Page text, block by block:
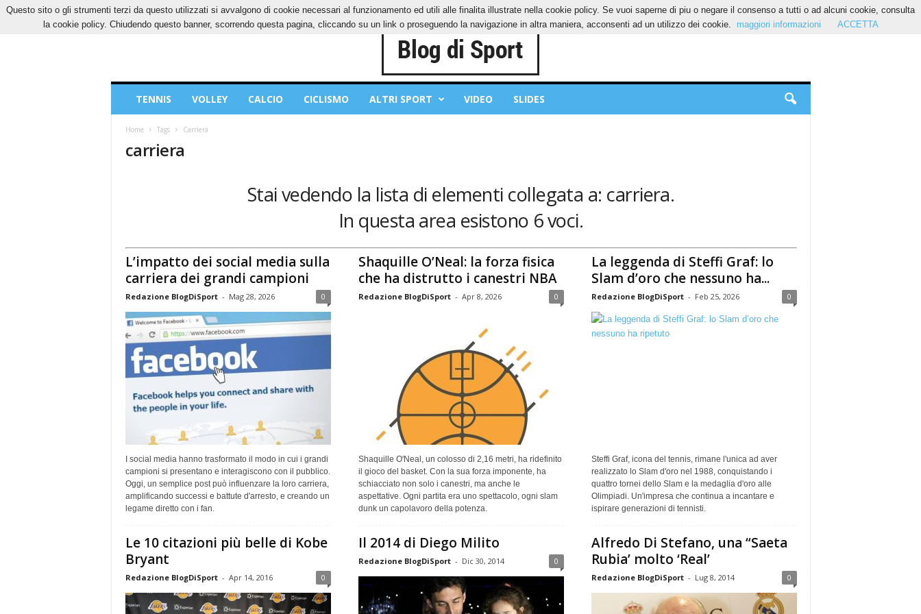
SABATO, 8 AGOSTO 2026 CONTATTI COOKIES PRIVACY POLICY
Sport
TENNIS VOLLEY CALCIO CICLISMO ALTRI SPORT VIDEO SLIDES
Home Tags Carriera
carriera
Stai vedendo la lista di elementi collegata a: carriera.
In questa area esistono 6 voci.
L’impatto dei social media sulla
carriera dei grandi campioni
Redazione BlogDiSport - Mag 28, 2026 0
I social media hanno trasformato il modo in cui i grandi
campioni si presentano e interagiscono con il pubblico.
Oggi, un semplice post può influenzare la loro carriera,
amplificando successi e battute d'arresto, e creando un
legame diretto con i fan.
Shaquille O’Neal: la forza fisica
che ha distrutto i canestri NBA
Redazione BlogDiSport - Apr 8, 2026 0
Shaquille O'Neal, un colosso di 2,16 metri, ha ridefinito
il gioco del basket. Con la sua forza imponente, ha
schiacciato non solo i canestri, ma anche le
aspettative. Ogni partita era uno spettacolo, ogni slam
dunk un capolavoro della potenza.
La leggenda di Steffi Graf: lo
Slam d’oro che nessuno ha...
Redazione BlogDiSport - Feb 25, 2026 0
Steffi Graf, icona del tennis, rimane l'unica ad aver
realizzato lo Slam d'oro nel 1988, conquistando i
quattro tornei dello Slam e la medaglia d'oro alle
Olimpiadi. Un'impresa che continua a incantare e
ispirare generazioni di tennisti.
Le 10 citazioni più belle di Kobe
Bryant
Redazione BlogDiSport - Apr 14, 2016 0
Il 2014 di Diego Milito
Redazione BlogDiSport - Dic 30, 2014 0
Alfredo Di Stefano, una “Saeta
Rubia’ molto ‘Real’
Redazione BlogDiSport - Lug 8, 2014 0
Questo sito o gli strumenti terzi da questo utilizzati si avvalgono di cookie necessari al funzionamento ed utili alle finalita illustrate nella cookie policy. Se vuoi saperne di piu o negare il consenso a tutti o ad alcuni cookie, consulta
la cookie policy. Chiudendo questo banner, scorrendo questa pagina, cliccando su un link o proseguendo la navigazione in altra maniera, acconsenti ad un utilizzo dei cookie.
maggiori informazioni ACCETTA